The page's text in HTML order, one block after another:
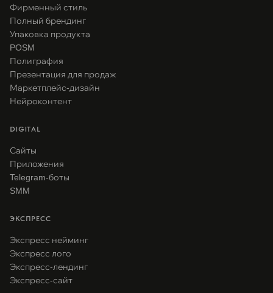
Фирменный стиль
Полный брендинг
Упаковка продукта
POSM
Полиграфия
Презентация для продаж
Маркетплейс-дизайн
Нейроконтент
DIGITAL
Сайты
Приложения
Telegram-боты
SMM
ЭКСПРЕСС
Экспресс нейминг
Экспресс лого
Экспресс-лендинг
Экспресс-сайт